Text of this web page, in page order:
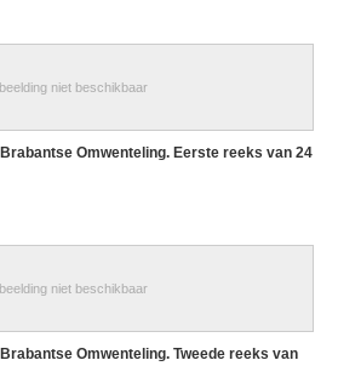
niet beschikbaar
Omwenteling. Eerste reeks van 24
niet beschikbaar
Omwenteling. Tweede reeks van